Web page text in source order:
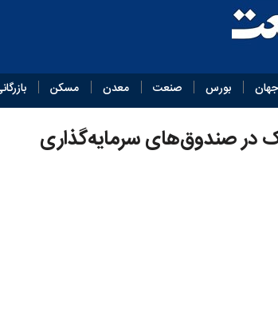
جهان بورس صنعت معدن مسکن
در صندوق‌های سرمایه‌گذاری